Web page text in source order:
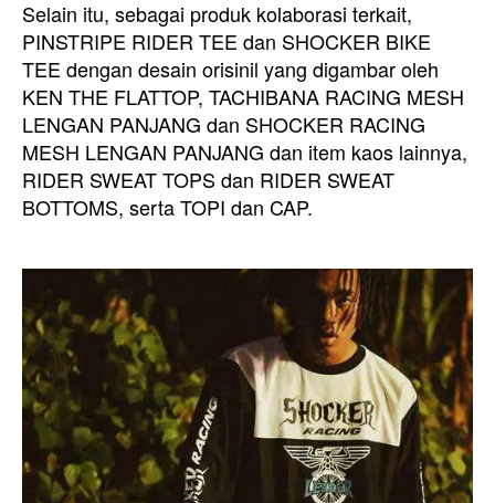
Selain itu, sebagai produk kolaborasi terkait,
PINSTRIPE RIDER TEE dan SHOCKER BIKE
TEE dengan desain orisinil yang digambar oleh
KEN THE FLATTOP, TACHIBANA RACING MESH
LENGAN PANJANG dan SHOCKER RACING
MESH LENGAN PANJANG dan item kaos lainnya,
RIDER SWEAT TOPS dan RIDER SWEAT
BOTTOMS, serta TOPI dan CAP.